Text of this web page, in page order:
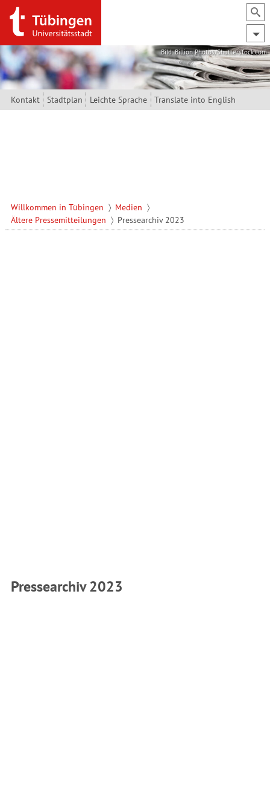
Direkt zum Inhalt
Bild: Billion Photos/Shutterstock.com
Kontakt Stadtplan Leichte Sprache Translate into English
Willkommen in Tübingen
Medien
Ältere Pressemitteilungen
Pressearchiv 2023
Pressearchiv 2023